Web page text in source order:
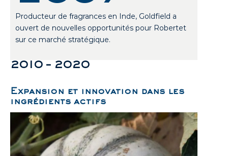
Producteur de fragrances en Inde, Goldfield a
ouvert de nouvelles opportunités pour Robertet
sur ce marché stratégique.
2010 – 2020
Expansion et innovation dans les
ingrédients actifs